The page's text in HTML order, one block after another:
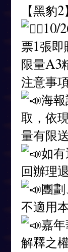
【黑豹
10/
票1張即
限量A3
注意事
海
取，依
量有限
如
回辦理
團
不適用
嘉
解釋之